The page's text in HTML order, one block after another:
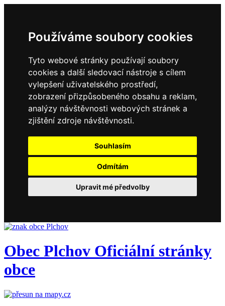
Používáme soubory cookies
Tyto webové stránky používají soubory
cookies a další sledovací nástroje s cílem
vylepšení uživatelského prostředí,
zobrazení přizpůsobeného obsahu a reklam,
analýzy návštěvnosti webových stránek a
zjištění zdroje návštěvnosti.
Souhlasím
Odmítám
Upravit mé předvolby
Obec Plchov Oficiální stránky
obce